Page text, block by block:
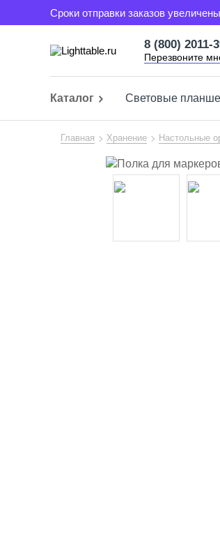
Сроки отправки заказов
8 (800) 2011-
Перезвоните
Каталог Световые
Главная Хранение Настольные